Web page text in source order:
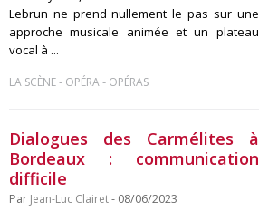
Lebrun ne prend nullement le pas sur une
approche musicale animée et un plateau
vocal à ...
LA SCÈNE- OPÉRA- OPÉRAS
Dialogues des Carmélites à
Bordeaux : communication
difficile
Par Jean-Luc Clairet- 08/06/2023